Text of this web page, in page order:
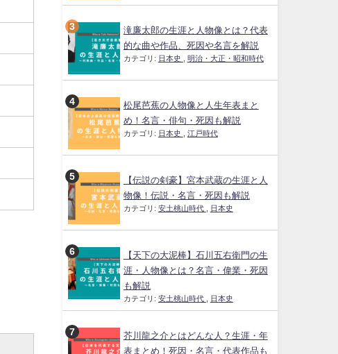
滝廉太郎の生涯と人物像とは？代表
的な曲や作品、死因や名言を解説
カテゴリ: 日本史 明治・大正・昭和時代
松尾芭蕉の人物像と人生年表まと
め！名言・俳句・死因も解説
カテゴリ: 日本史 江戸時代
【伝説の剣豪】宮本武蔵の生涯と人
物像！伝説・名言・死因も解説
カテゴリ: 安土桃山時代 日本史
【天下の大泥棒】石川五右衛門の生
涯・人物像とは？名言・偉業・死因
も解説
カテゴリ: 安土桃山時代 日本史
芥川龍之介とはどんな人？生涯・年
表まとめ！死因・名言・代表作品も